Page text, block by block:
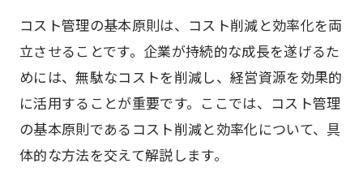
コスト管理の基本原則は、コスト削減と効率化を両
立させることです。企業が持続的な成長を遂げるた
めには、無駄なコストを削減し、経営資源を効果的
に活用することが重要です。ここでは、コスト管理
の基本原則であるコスト削減と効率化について、具
体的な方法を交えて解説します。